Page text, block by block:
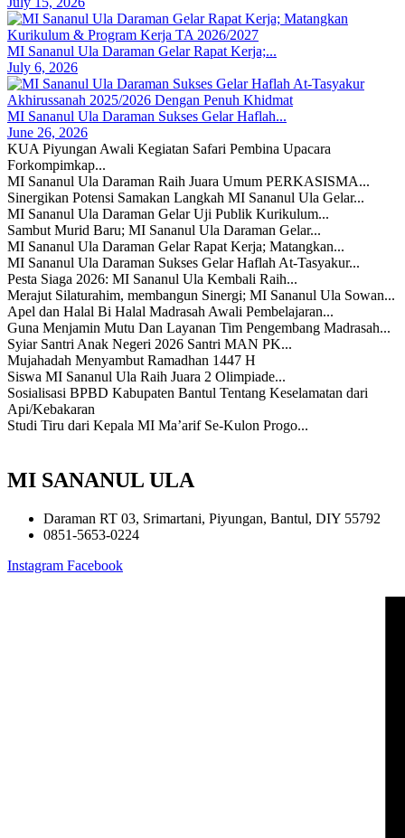
MI Sananul Ula Daraman Gelar Rapat Kerja;...
July 6, 2026
MI Sananul Ula Daraman Sukses Gelar Haflah...
June 26, 2026
KUA Piyungan Awali Kegiatan Safari Pembina Upacara
Forkompimkap...
MI Sananul Ula Daraman Raih Juara Umum PERKASISMA...
Sinergikan Potensi Samakan Langkah MI Sananul Ula Gelar...
MI Sananul Ula Daraman Gelar Uji Publik Kurikulum...
Sambut Murid Baru; MI Sananul Ula Daraman Gelar...
MI Sananul Ula Daraman Gelar Rapat Kerja; Matangkan...
MI Sananul Ula Daraman Sukses Gelar Haflah At-Tasyakur...
Pesta Siaga 2026: MI Sananul Ula Kembali Raih...
Merajut Silaturahim, membangun Sinergi; MI Sananul Ula Sowan...
Apel dan Halal Bi Halal Madrasah Awali Pembelajaran...
Guna Menjamin Mutu Dan Layanan Tim Pengembang Madrasah...
Syiar Santri Anak Negeri 2026 Santri MAN PK...
Mujahadah Menyambut Ramadhan 1447 H
Siswa MI Sananul Ula Raih Juara 2 Olimpiade...
Sosialisasi BPBD Kabupaten Bantul Tentang Keselamatan dari
Api/Kebakaran
Studi Tiru dari Kepala MI Ma’arif Se-Kulon Progo...
MI SANANUL ULA
Daraman RT 03, Srimartani, Piyungan, Bantul, DIY 55792
0851-5653-0224
Instagram Facebook